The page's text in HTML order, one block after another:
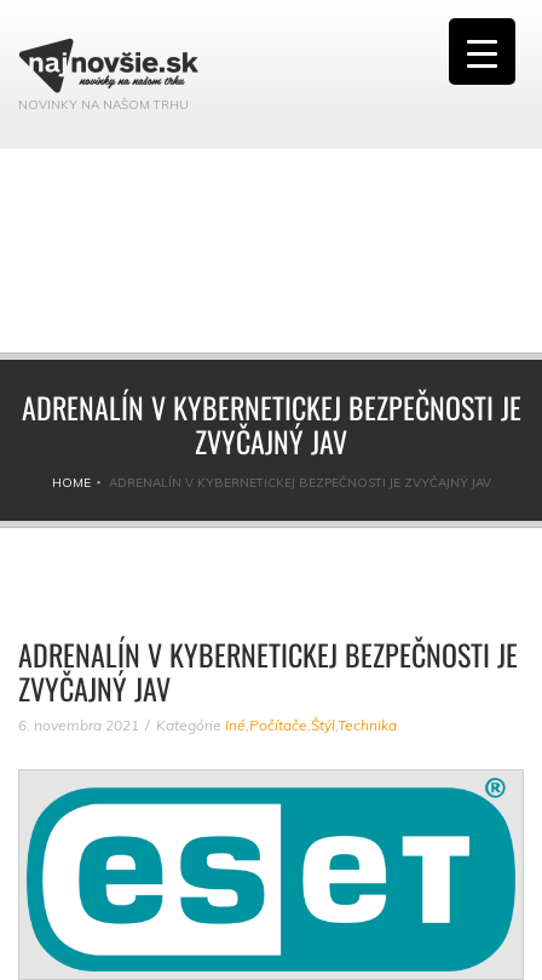
NOVINKY NA NAŠOM TRHU
ADRENALÍN V KYBERNETICKEJ BEZPEČNOSTI JE
ZVYČAJNÝ JAV
HOME ADRENALÍN V KYBERNETICKEJ BEZPEČNOSTI JE ZVYČAJNÝ JAV
ADRENALÍN V KYBERNETICKEJ BEZPEČNOSTI JE
ZVYČAJNÝ JAV
6. novembra 2021 Kategórie Iné,Počítače,Štýl,Technika